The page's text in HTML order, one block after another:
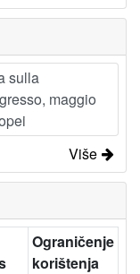
sulla
maggio
Više
Ograničenje
korištenja